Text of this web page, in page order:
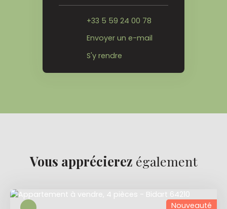
+33 5 59 24 00 78
Envoyer un e-mail
S'y rendre
Vous apprécierez également
Nouveauté